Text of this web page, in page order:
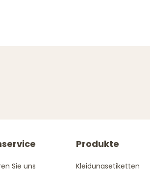
Sie uns
Produkte
Kleidungsetiketten